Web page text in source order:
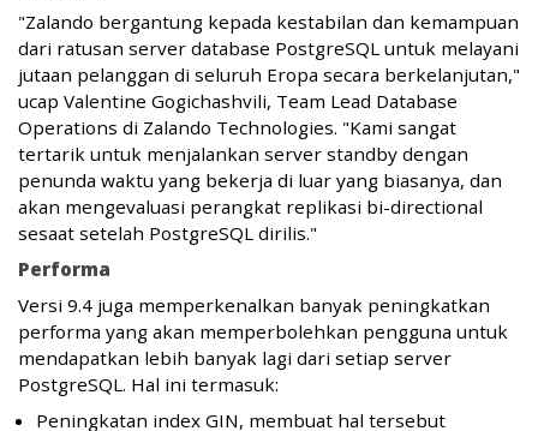
"Zalando bergantung kepada kestabilan dan kemampuan
dari ratusan server database PostgreSQL untuk melayani
jutaan pelanggan di seluruh Eropa secara berkelanjutan,"
ucap Valentine Gogichashvili, Team Lead Database
Operations di Zalando Technologies. "Kami sangat
tertarik untuk menjalankan server standby dengan
penunda waktu yang bekerja di luar yang biasanya, dan
akan mengevaluasi perangkat replikasi bi-directional
sesaat setelah PostgreSQL dirilis."
Performa
Versi 9.4 juga memperkenalkan banyak peningkatkan
performa yang akan memperbolehkan pengguna untuk
mendapatkan lebih banyak lagi dari setiap server
PostgreSQL. Hal ini termasuk:
Peningkatan index GIN, membuat hal tersebut